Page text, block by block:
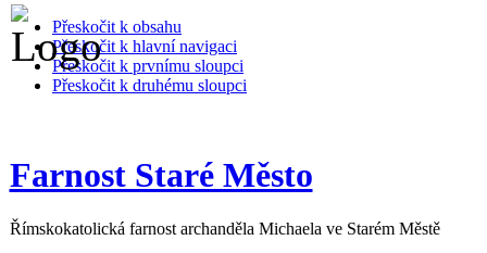
Přeskočit k obsahu
Přeskočit k hlavní navigaci
Přeskočit k prvnímu sloupci
Přeskočit k druhému sloupci
Farnost Staré Město
Římskokatolická farnost archanděla Michaela ve Starém Městě